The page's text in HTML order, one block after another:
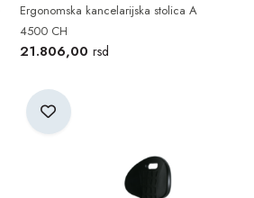
Ergonomska kancelarijska stolica A
4500 CH
21.806,00 rsd